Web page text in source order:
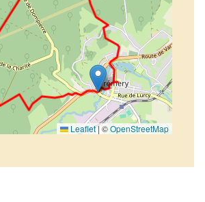
Leaflet|©OpenStreetMap